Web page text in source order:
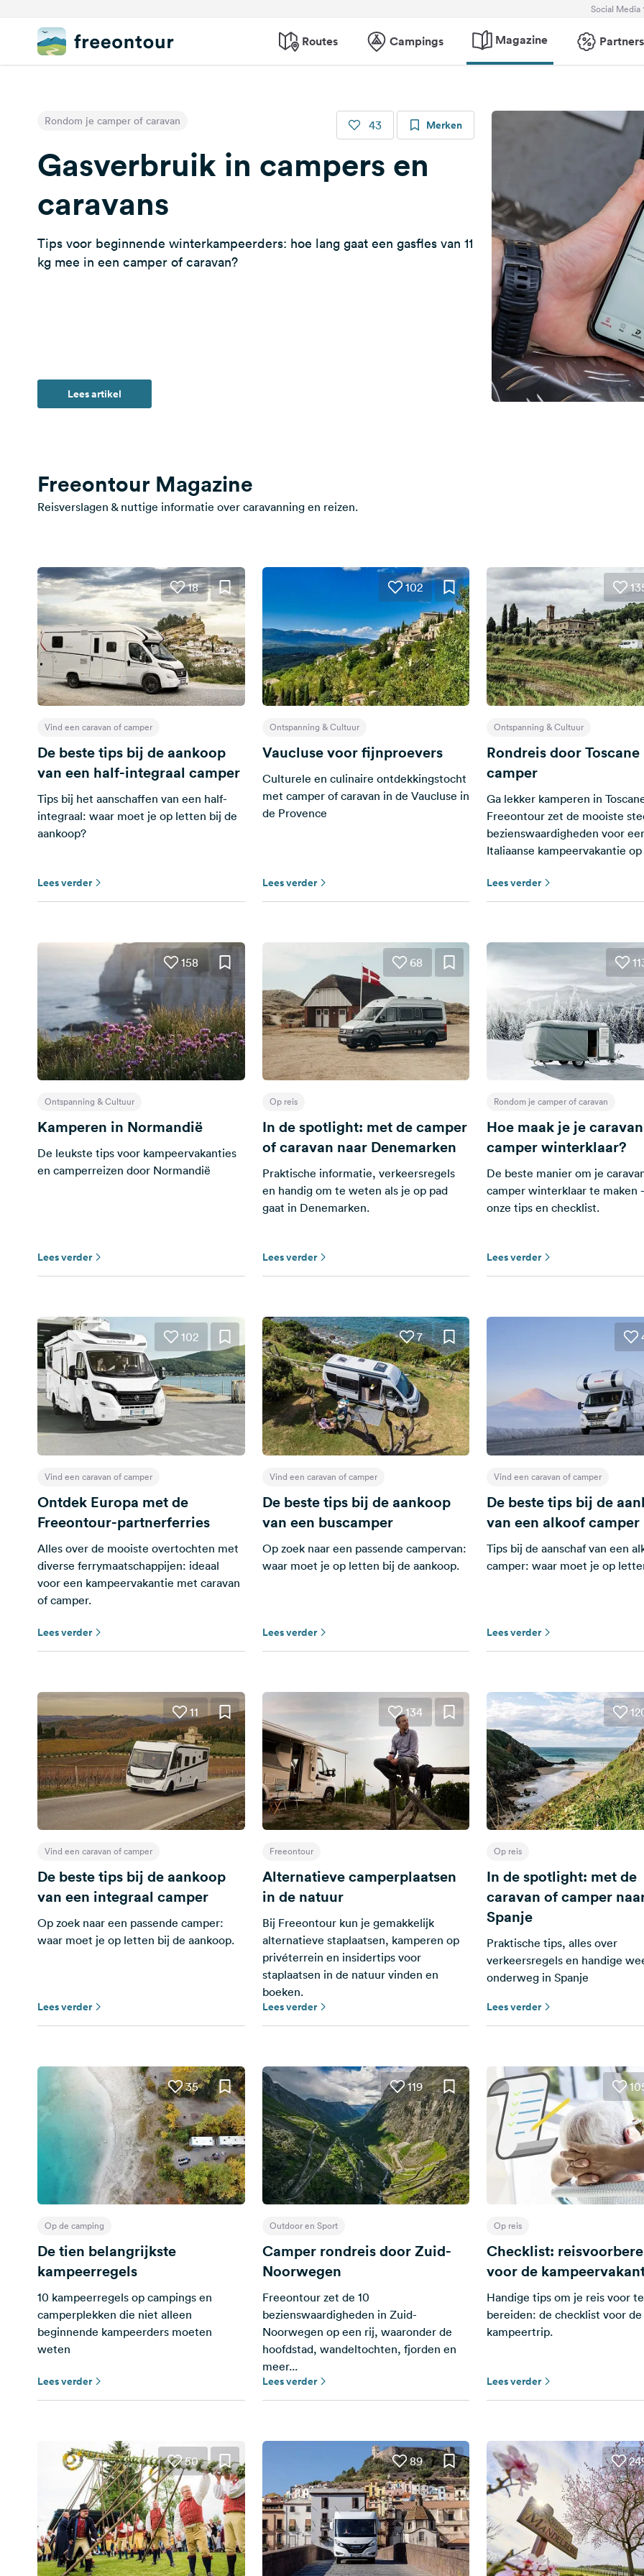
Social Media
Routes Campings Magazine Partners
Rondom je camper of caravan 43 Merken
Gasverbruik in campers en
caravans
Tips voor beginnende winterkampeerders: hoe lang gaat een gasfles van 11
kg mee in een camper of caravan?
Lees artikel
Freeontour Magazine
Reisverslagen & nuttige informatie over caravanning en reizen.
18
Vind een caravan of camper
De beste tips bij de aankoop
van een half-integraal camper
Tips bij het aanschaffen van een half-
integraal: waar moet je op letten bij de
aankoop?
Lees verder
102
Ontspanning & Cultuur
Vaucluse voor fijnproevers
Culturele en culinaire ontdekkingstocht
met camper of caravan in de Vaucluse in
de Provence
Lees verder
Ontspanning & Cultuur
Rondreis door
camper
Ga lekker kamperen in
Freeontour zet de mooiste
bezienswaardigheden voor
Italiaanse kampeervakantie
Lees verder
158
Ontspanning & Cultuur
Kamperen in Normandië
De leukste tips voor kampeervakanties
en camperreizen door Normandië
Lees verder
68
Op reis
In de spotlight: met de camper
of caravan naar Denemarken
Praktische informatie, verkeersregels
en handig om te weten als je op pad
gaat in Denemarken.
Lees verder
Rondom je camper of caravan
Hoe maak je je
camper winterklaar?
De beste manier om je
camper winterklaar te maken
onze tips en checklist.
Lees verder
102
Vind een caravan of camper
Ontdek Europa met de
Freeontour-partnerferries
Alles over de mooiste overtochten met
diverse ferrymaatschappijen: ideaal
voor een kampeervakantie met caravan
of camper.
Lees verder
7
Vind een caravan of camper
De beste tips bij de aankoop
van een buscamper
Op zoek naar een passende campervan:
waar moet je op letten bij de aankoop.
Lees verder
Vind een caravan of camper
De beste tips bij de
van een alkoof camper
Tips bij de aanschaf van een
camper: waar moet je op
Lees verder
11
Vind een caravan of camper
De beste tips bij de aankoop
van een integraal camper
Op zoek naar een passende camper:
waar moet je op letten bij de aankoop.
Lees verder
134
Freeontour
Alternatieve camperplaatsen
in de natuur
Bij Freeontour kun je gemakkelijk
alternatieve staplaatsen, kamperen op
privéterrein en insidertips voor
staplaatsen in de natuur vinden en
boeken.
Lees verder
Op reis
In de spotlight: met de
caravan of camper
Spanje
Praktische tips, alles over
verkeersregels en handige
onderweg in Spanje
Lees verder
35
Op de camping
De tien belangrijkste
kampeerregels
10 kampeerregels op campings en
camperplekken die niet alleen
beginnende kampeerders moeten
weten
Lees verder
119
Outdoor en Sport
Camper rondreis door Zuid-
Noorwegen
Freeontour zet de 10
bezienswaardigheden in Zuid-
Noorwegen op een rij, waaronder de
hoofdstad, wandeltochten, fjorden en
meer...
Lees verder
Op reis
Checklist:
voor de
Handige tips om je reis voor te
bereiden: de checklist voor de
kampeertrip.
Lees verder
50 89